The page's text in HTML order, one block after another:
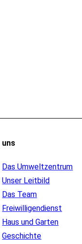
uns
Das Umweltzentrum
Unser Leitbild
Das Team
Freiwilligendienst
Haus und Garten
Geschichte